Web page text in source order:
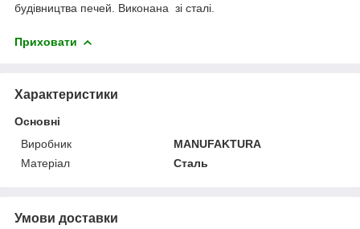
будівництва печей. Виконана зі сталі.
Приховати
Характеристики
Основні
Виробник
MANUFAKTURA
Матеріал
Сталь
Умови доставки